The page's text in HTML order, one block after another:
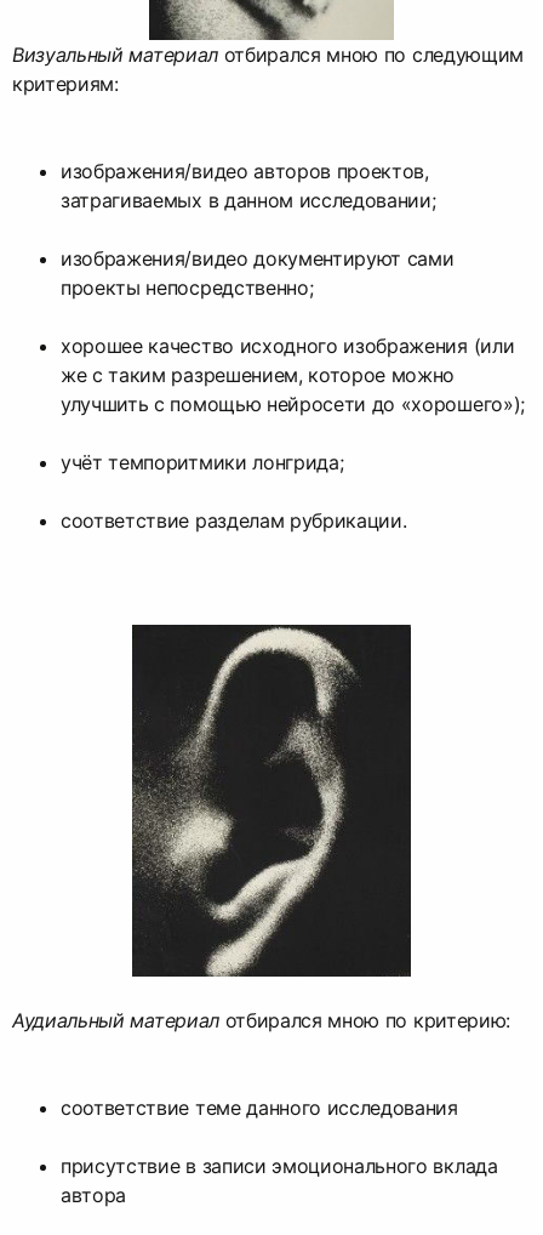
Визуальный материалотбирался мною по следующим
критериям:
изображения/видео авторов проектов,
затрагиваемых в данном исследовании;
изображения/видео документируют сами
проекты непосредственно;
хорошее качество исходного изображения (или
же с таким разрешением, которое можно
улучшить с помощью нейросети до «хорошего»);
учёт темпоритмики лонгрида;
соответствие разделам рубрикации.
Аудиальный материалотбирался мною по критерию:
соответствие теме данного исследования
присутствие в записи эмоционального вклада
автора